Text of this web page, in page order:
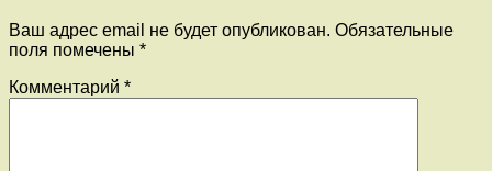
Ваш адрес email не будет опубликован. Обязательные
поля помечены *
Комментарий *